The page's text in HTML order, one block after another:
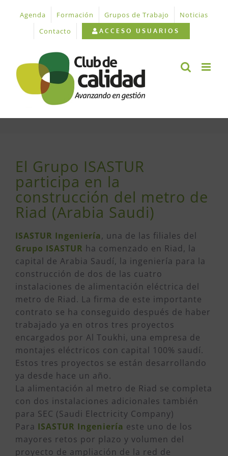
contenido
Agenda Formación Grupos de Trabajo
Noticias
Contacto
ACCESO USUARIOS
El Grupo ISASTUR
participa en la
construcción del metro de
Riad (Arabia Saudi)
ISASTUR Ingeniería, una de las filiales del
Grupo ISASTUR ha comenzado en Riad, la
capital de Arabia Saudí, la ingeniería para la
construcción de dos de las cuatro
instalaciones de alimentación eléctrica del
metro de Riad. La firma de este importante
contrato se ha conseguido después de haber
trabajado ya en otros tres proyectos
encargados por Al Toukhi, una empresa de
montajes eléctricos con capital 100% saudí.
Estos tres proyectos se están desarrollando
ya desde hace un año.
La alimentación al metro de Riad se completa
con dos instalaciones adicionales también
para SEC (Saudi Electricity Company)
Para ISASTUR Ingeniería este uno de los
mayores retos por plazo y volumen del
proyecto de ampliación de la red de